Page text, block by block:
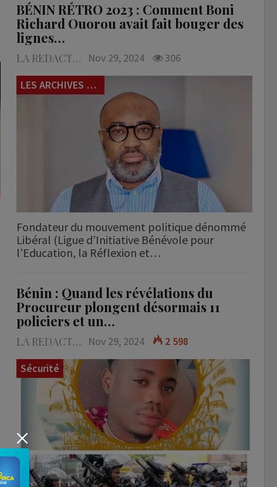
BÉNIN RÉTRO 2023 : Comment Boni
Richard Ouorou avait fait bouger des
lignes…
LA REDACTION Nov 29, 2024
306
LES ARCHIVES du 229
Fondateur du mouvement politique dénommé
Libéral (Ligue d’Initiative Bénévole pour
l’Education, la Réflexion et…
Bénin : Quand les révélations du
Procureur plongent désormais 11
policiers et un…
LA REDACTION Nov 29, 2024
2 598
Sécurité